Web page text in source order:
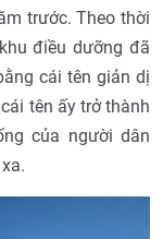
trước. Theo thời
điều dưỡng đã
cái tên giản dị
tên ấy trở thành
của người dân